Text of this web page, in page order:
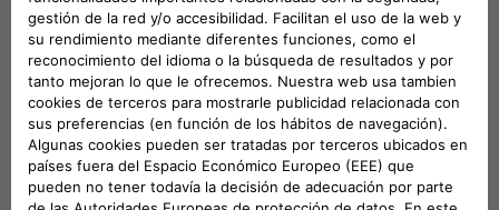
Stellantis mediante la transformación de Free2move
eSolutions a un jugador clave en soluciones de carga
sustentables y rentables”, afirmó Brigitte Courtehoux, CEO
de Free2move y miembro del Global Executive Committee
de Stellantis.
“Quiero darle la bienvenida a Mathilde, es un honor para mí
trabajar al lado de una ejecutiva de su nivel, precedida por